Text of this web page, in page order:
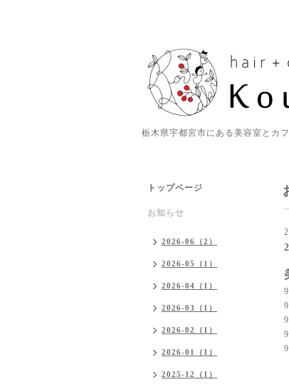
栃木県宇都宮市にある美容室とカ
トップページ
お知らせ
2026-06（2）
2026-05（1）
2026-04（1）
2026-03（1）
2026-02（1）
2026-01（1）
2025-12（1）